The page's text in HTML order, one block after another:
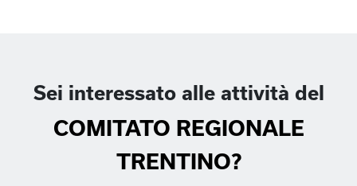
Sei interessato alle attività del
COMITATO REGIONALE
TRENTINO?